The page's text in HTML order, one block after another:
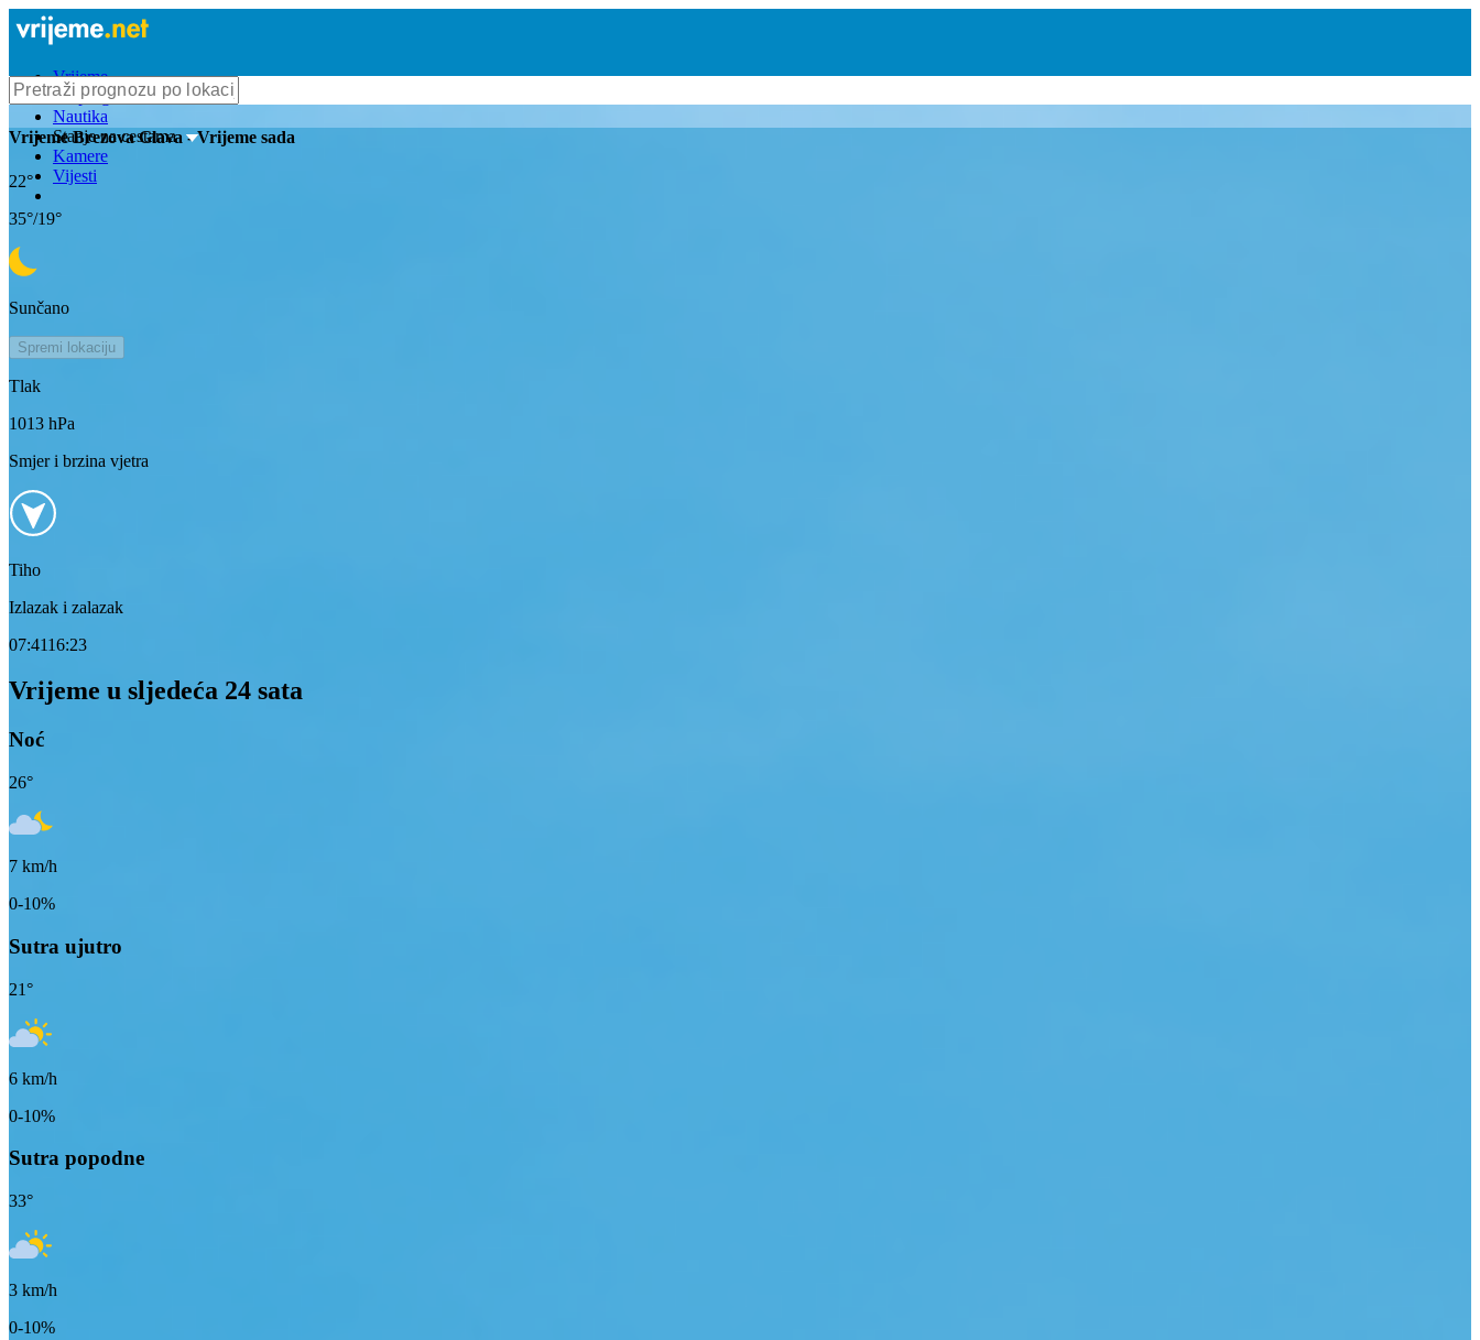
Vrijeme
Bioprognoza
Nautika
Stanje na cestama
Kamere
Vijesti
VrijemeBrezova Glava- Vrijeme sada
22°
35°/19°
Sunčano
Spremi lokaciju
Tlak
1013 hPa
Smjer i brzina vjetra
Tiho
Izlazak i zalazak
07:4116:23
Vrijeme u sljedeća 24 sata
Noć
26°
7 km/h
0-10%
Sutra ujutro
21°
6 km/h
0-10%
Sutra popodne
33°
3 km/h
0-10%